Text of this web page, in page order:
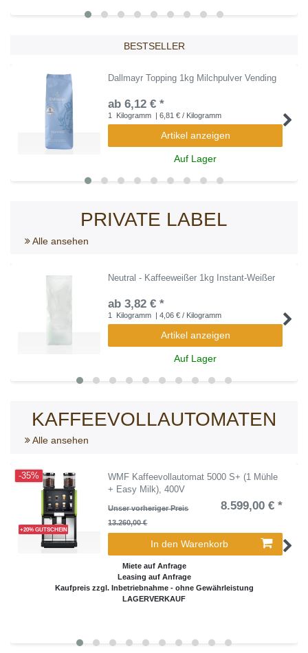
BESTSELLER
Dallmayr Topping 1kg Milchpulver Vending
ab 6,12 € *
1 Kilogramm | 6,81 € / Kilogramm
Artikel anzeigen
Auf Lager
PRIVATE LABEL
Alle ansehen
Neutral - Kaffeeweißer 1kg Instant-Weißer
ab 3,82 € *
1 Kilogramm | 4,06 € / Kilogramm
Artikel anzeigen
Auf Lager
KAFFEEVOLLAUTOMATEN
Alle ansehen
+20% GUTSCHEIN
-35%
WMF Kaffeevollautomat 5000 S+ (1 Mühle
+ Easy Milk), 400V
Unser vorheriger Preis
13.260,00 €
8.599,00 € *
In den Warenkorb
Miete auf Anfrage
Leasing auf Anfrage
Kaufpreis zzgl. Inbetriebnahme - ohne Gewährleistung
LAGERVERKAUF